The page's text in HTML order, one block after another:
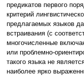
предикатов первого
критерий
предлагаемых языков
встраивания (с
многочисленные
или проблемно-
такого языка не
наиболее ярко